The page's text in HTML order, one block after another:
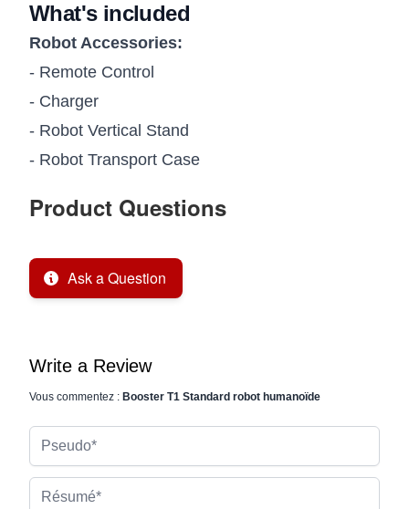
What's included
Robot Accessories:
- Remote Control
- Charger
- Robot Vertical Stand
- Robot Transport Case
Product Questions
Ask a Question
Write a Review
Vous commentez : Booster T1 Standard robot humanoïde
Résumé